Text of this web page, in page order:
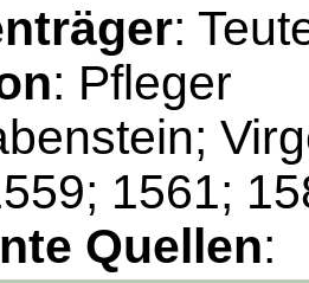
:
: Pfleger
1561;
Quellen: